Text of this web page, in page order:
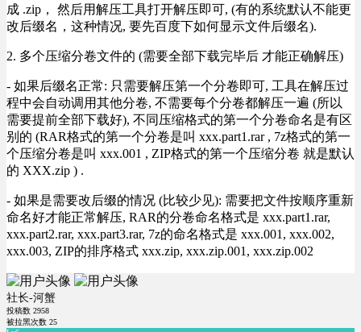
成 .zip， 然后用解压工具打开解压即可, (有的系统默认不能更
改后缀名，这种情况, 要先百度下如何显示文件后缀名).
2. 多个压缩分卷文件的 (需要全部下载完毕后 才能正确解压)
- 如果后缀名正常: 只需要解压第一个分卷即可, 工具在解压过
程中会自动调用其他分卷, 不需要每个分卷都解压一遍 (所以
需要提前全部下载好), 不同压缩格式的第一个分卷命名是有区
别的 (RAR格式的第一个分卷是叫 xxx.part1.rar , 7z格式的第一
个压缩分卷是叫 xxx.001 , ZIP格式的第一个压缩分卷 就是默认
的 XXX.zip ) .
- 如果是需要改后缀的情况 (比较少见): 需要把文件按顺序重新
命名好才能正常解压, RAR的分卷命名格式是 xxx.part1.rar,
xxx.part2.rar, xxx.part3.rar, 7z的命名格式是 xxx.001, xxx.002,
xxx.003, ZIP的排序格式 xxx.zip, xxx.zip.001, xxx.zip.002
社长-河蟹
投稿数 2958
被拉黑次数 25